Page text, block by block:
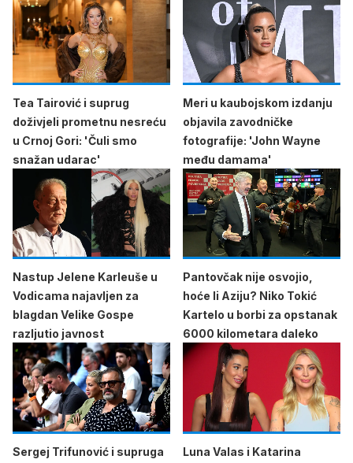
Tea Tairović i suprug
doživjeli prometnu nesreću
u Crnoj Gori: 'Čuli smo
snažan udarac'
Meri u kaubojskom izdanju
objavila zavodničke
fotografije: 'John Wayne
među damama'
Nastup Jelene Karleuše u
Vodicama najavljen za
blagdan Velike Gospe
razljutio javnost
Pantovčak nije osvojio,
hoće li Aziju? Niko Tokić
Kartelo u borbi za opstanak
6000 kilometara daleko
Sergej Trifunović i supruga Luna Valas i Katarina